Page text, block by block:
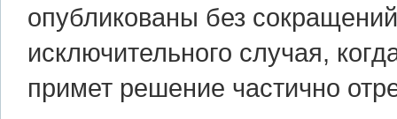
опубликованы без
исключительного случая,
примет решение частично